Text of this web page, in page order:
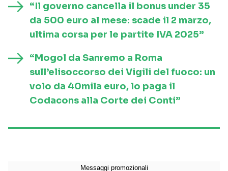
“Il governo cancella il bonus under 35
da 500 euro al mese: scade il 2 marzo,
ultima corsa per le partite IVA 2025”
“Mogol da Sanremo a Roma
sull’elisoccorso dei Vigili del fuoco: un
volo da 40mila euro, lo paga il
Codacons alla Corte dei Conti”